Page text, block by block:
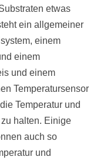
etwas
ein allgemeiner
einem
einem
und einem
Temperatursensor
Temperatur und
halten. Einige
auch so
und